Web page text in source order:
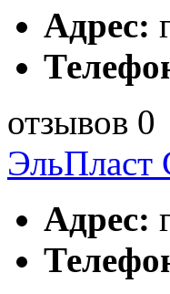
Адрес:
отзывов 0
ЭльПласт
Адрес: